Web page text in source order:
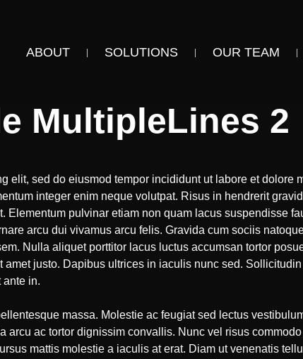
ABOUT SOLUTIONS OUR TEAM
MultipleLines 2
elit, sed do eiusmod tempor incididunt ut labore et dolore
integer enim neque volutpat. Risus in hendrerit
Elementum pulvinar etiam non quam lacus suspendisse
arcu dui vivamus arcu felis. Gravida cum sociis
Nulla aliquet porttitor lacus luctus accumsan tortor
amet justo. Dapibus ultrices in iaculis nunc sed.
ante in.
massa. Molestie ac feugiat sed lectus
arcu ac tortor dignissim convallis. Nunc vel risus
mattis molestie a iaculis at erat. Diam ut venenatis